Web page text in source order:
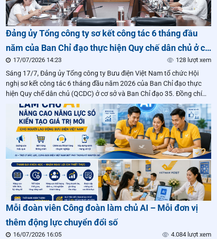
Đảng ủy Tổng công ty sơ kết công tác 6 tháng đầu
năm của Ban Chỉ đạo thực hiện Quy chế dân chủ ở cơ
sở và Ban Chỉ đạo 35
17/07/2026 14:23 128 lượt xem
Sáng 17/7, Đảng ủy Tổng công ty Bưu điện Việt Nam tổ chức Hội
nghị sơ kết công tác 6 tháng đầu năm 2026 của Ban Chỉ đạo thực
hiện Quy chế dân chủ (QCDC) ở cơ sở và Ban Chỉ đạo 35. Đồng chí
Nguyễn Hùng Sơn - Phó Bí thư Đảng ủy Tổng công ty chủ trì các hội
nghị.
Mỗi đoàn viên Công đoàn làm chủ AI – Mỗi đơn vị
thêm động lực chuyển đổi số
16/07/2026 16:05 4.084 lượt xem